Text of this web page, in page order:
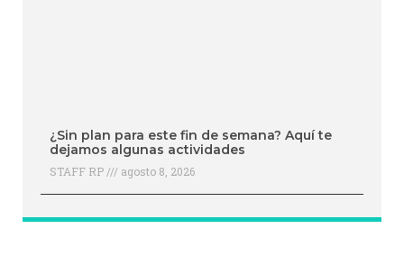
¿Sin plan para este fin de semana? Aquí te
dejamos algunas actividades
STAFF RP agosto 8, 2026